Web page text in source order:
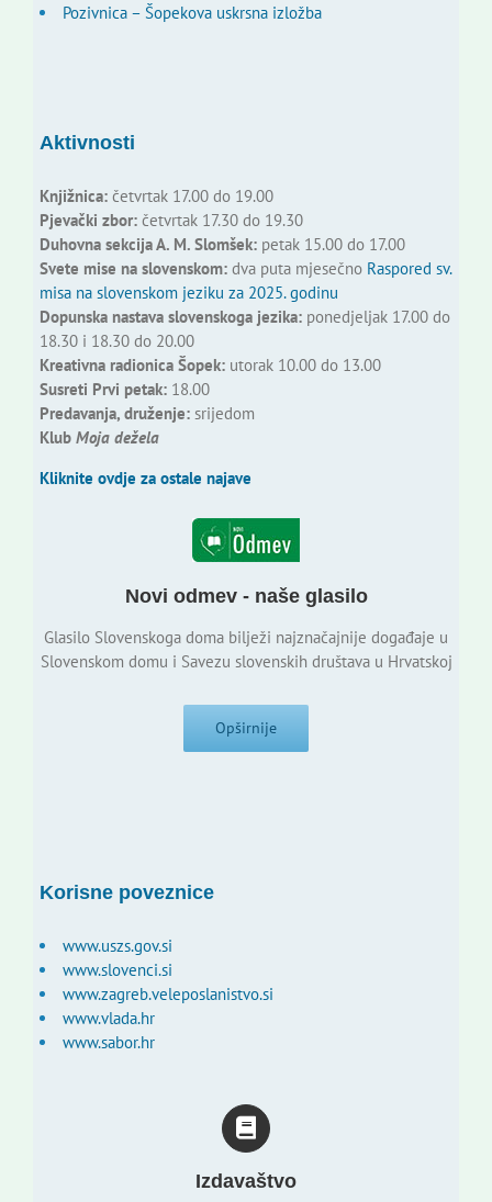
Pozivnica – Šopekova uskrsna izložba
Aktivnosti
Knjižnica:četvrtak 17.00 do 19.00
Pjevački zbor:četvrtak 17.30 do 19.30
Duhovna sekcija A. M. Slomšek:petak 15.00 do 17.00
Svete mise na slovenskom:dva puta mjesečno Raspored sv.
misa na slovenskom jeziku za 2025. godinu
Dopunska nastava slovenskoga jezika:ponedjeljak 17.00 do
18.30 i 18.30 do 20.00
Kreativna radionica Šopek:utorak 10.00 do 13.00
Susreti Prvi petak:18.00
Predavanja, druženje:srijedom
Klub Moja dežela
Kliknite ovdje za ostale najave
Novi odmev - naše glasilo
Glasilo Slovenskoga doma bilježi najznačajnije događaje u
Slovenskom domu i Savezu slovenskih društava u Hrvatskoj
Opširnije
Korisne poveznice
www.uszs.gov.si
www.slovenci.si
www.zagreb.veleposlanistvo.si
www.vlada.hr
www.sabor.hr
Izdavaštvo